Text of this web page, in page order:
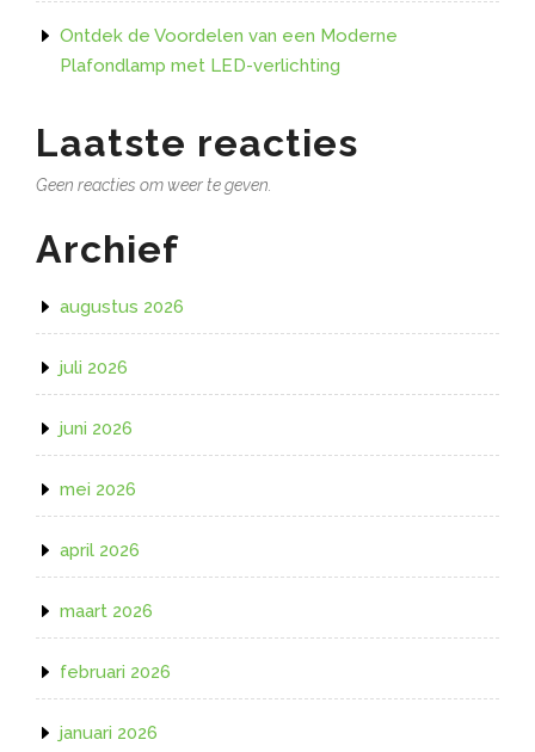
Ontdek de Voordelen van een Moderne
Plafondlamp met LED-verlichting
Laatste reacties
Geen reacties om weer te geven.
Archief
augustus 2026
juli 2026
juni 2026
mei 2026
april 2026
maart 2026
februari 2026
januari 2026